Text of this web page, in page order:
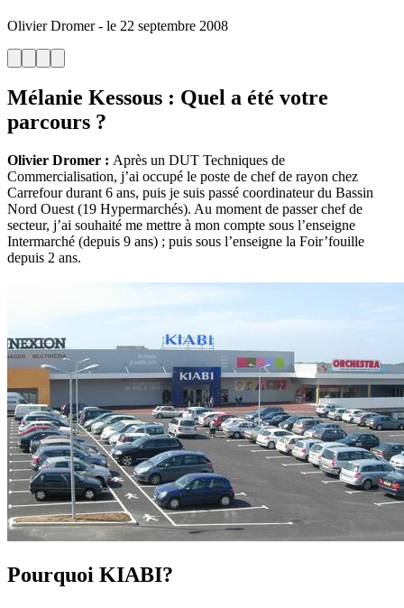
Olivier Dromer- le 22 septembre 2008
Mélanie Kessous : Quel a été votre
parcours ?
Olivier Dromer : Après un DUT Techniques de
Commercialisation, j’ai occupé le poste de chef de rayon chez
Carrefour durant 6 ans, puis je suis passé coordinateur du Bassin
Nord Ouest (19 Hypermarchés). Au moment de passer chef de
secteur, j’ai souhaité me mettre à mon compte sous l’enseigne
Intermarché (depuis 9 ans) ; puis sous l’enseigne la Foir’fouille
depuis 2 ans.
Pourquoi KIABI?